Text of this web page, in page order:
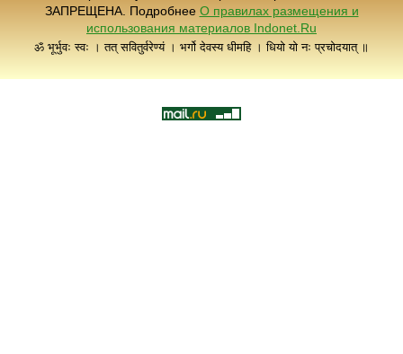
ЗАПРЕЩЕНА. Подробнее О правилах размещения и
использования материалов Indonet.Ru
ॐ भूर्भुवः स्वः । तत् सवितुर्वरेण्यं । भर्गो देवस्य धीमहि । धियो यो नः प्रचोदयात् ॥